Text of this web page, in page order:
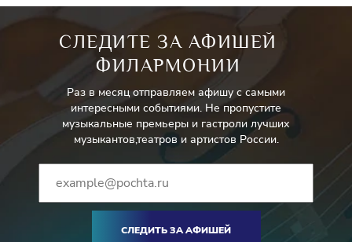
СЛЕДИТЕ ЗА АФИШЕЙ
ФИЛАРМОНИИ
Раз в месяц отправляем афишу с самыми
интересными событиями. Не пропустите
музыкальные премьеры и гастроли лучших
музыкантов,театров и артистов России.
СЛЕДИТЬ ЗА АФИШЕЙ